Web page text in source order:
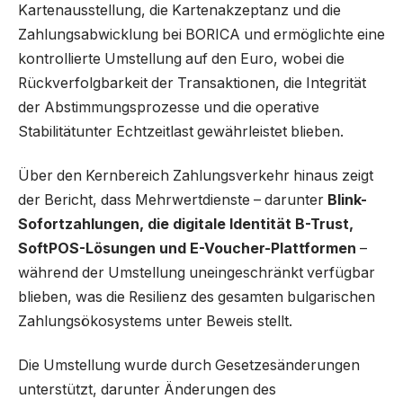
Kartenausstellung, die Kartenakzeptanz und die
Zahlungsabwicklung bei BORICA und ermöglichte eine
kontrollierte Umstellung auf den Euro, wobei die
Rückverfolgbarkeit der Transaktionen, die Integrität
der Abstimmungsprozesse und die operative
Stabilitätunter Echtzeitlast gewährleistet blieben.
Über den Kernbereich Zahlungsverkehr hinaus zeigt
der Bericht, dass Mehrwertdienste – darunter Blink-
Sofortzahlungen, die digitale Identität B-Trust,
SoftPOS-Lösungen und E-Voucher-Plattformen –
während der Umstellung uneingeschränkt verfügbar
blieben, was die Resilienz des gesamten bulgarischen
Zahlungsökosystems unter Beweis stellt.
Die Umstellung wurde durch Gesetzesänderungen
unterstützt, darunter Änderungen des